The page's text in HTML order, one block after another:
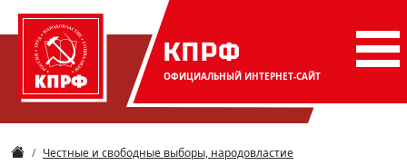
КПРФ
ОФИЦИАЛЬНЫЙ ИНТЕРНЕТ-САЙТ
Честные и свободные выборы, народовластие